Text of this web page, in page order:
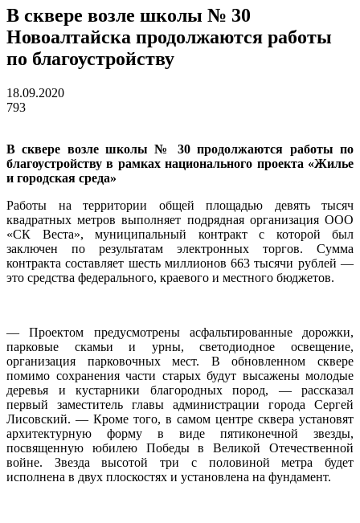
В сквере возле школы № 30
Новоалтайска продолжаются работы
по благоустройству
18.09.2020
793
В сквере возле школы № 30 продолжаются работы по
благоустройству в рамках национального проекта «Жилье
и городская среда»
Работы на территории общей площадью девять тысяч
квадратных метров выполняет подрядная организация ООО
«СК Веста», муниципальный контракт с которой был
заключен по результатам электронных торгов. Сумма
контракта составляет шесть миллионов 663 тысячи рублей —
это средства федерального, краевого и местного бюджетов.
— Проектом предусмотрены асфальтированные дорожки,
парковые скамьи и урны, светодиодное освещение,
организация парковочных мест. В обновленном сквере
помимо сохранения части старых будут высажены молодые
деревья и кустарники благородных пород, — рассказал
первый заместитель главы администрации города Сергей
Лисовский. — Кроме того, в самом центре сквера установят
архитектурную форму в виде пятиконечной звезды,
посвященную юбилею Победы в Великой Отечественной
войне. Звезда высотой три с половиной метра будет
исполнена в двух плоскостях и установлена на фундамент.